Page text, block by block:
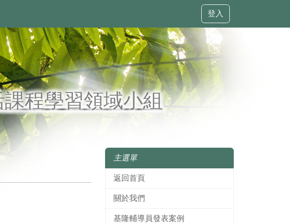
登入
程學習領域小組
主選單
返回首頁
關於我們
基隆輔導員發表案例